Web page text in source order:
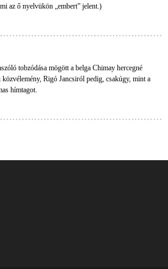
az ő nyelvükön „embert” jelent.)
tobzódása mögött a belga Chimay hercegné
Rigó Jancsiról pedig, csakúgy, mint a
hímtagot.